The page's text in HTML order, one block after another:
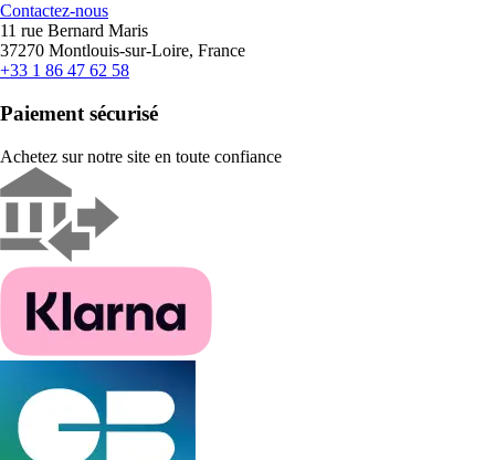
Contactez-nous
11 rue Bernard Maris
37270 Montlouis-sur-Loire, France
+33 1 86 47 62 58
Paiement sécurisé
Achetez sur notre site en toute confiance